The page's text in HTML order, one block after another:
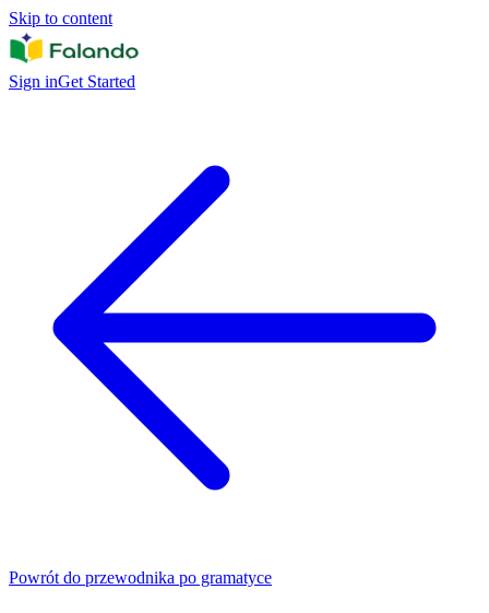
Skip to content
Sign inGet Started
Powrót do przewodnika po gramatyce